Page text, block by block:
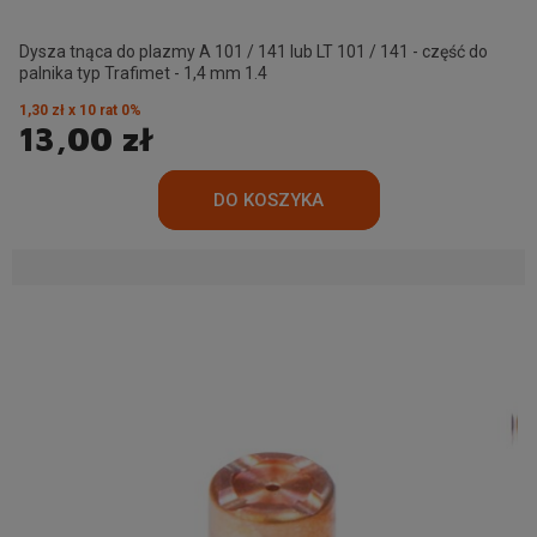
Dysza tnąca do plazmy A 101 / 141 lub LT 101 / 141 - część do
palnika typ Trafimet - 1,4 mm 1.4
13,00 zł
1,30 zł x 10 rat 0%